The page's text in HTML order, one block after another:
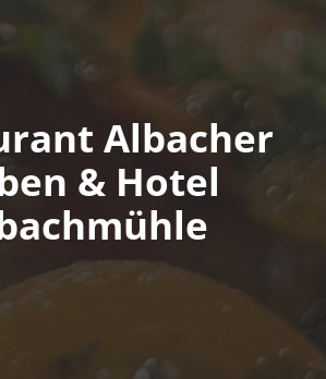
Albacher
& Hotel